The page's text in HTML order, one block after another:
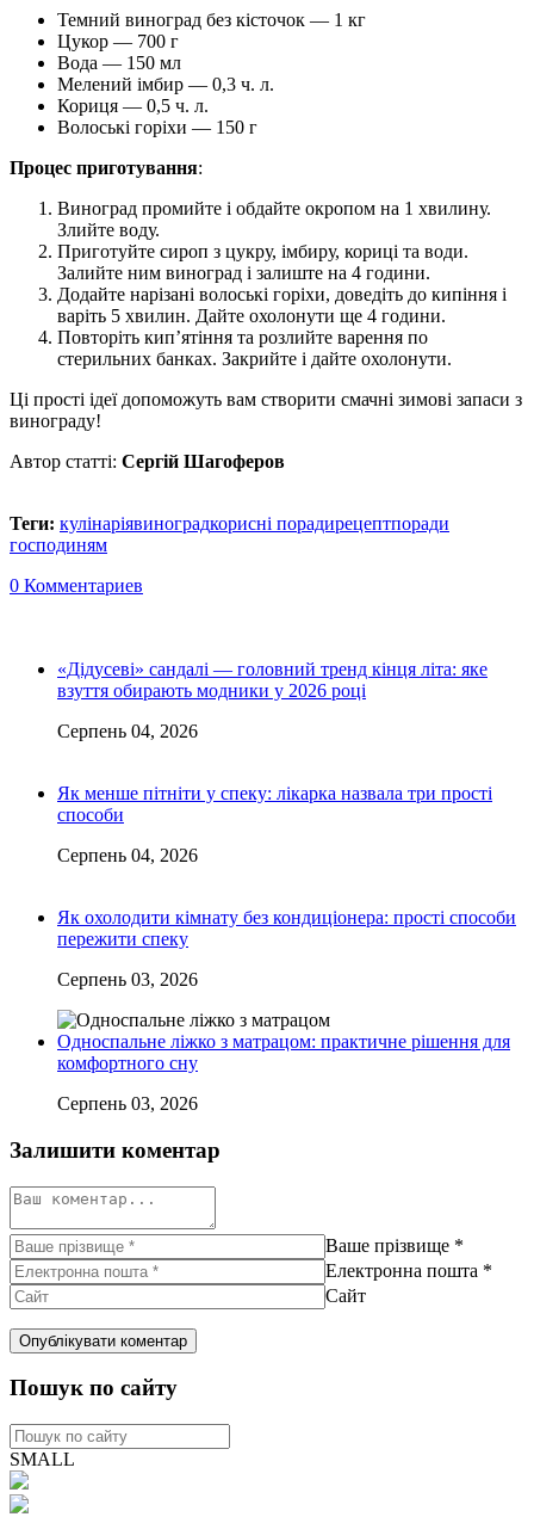
Темний виноград без кісточок — 1 кг
Цукор — 700 г
Вода — 150 мл
Мелений імбир — 0,3 ч. л.
Кориця — 0,5 ч. л.
Волоські горіхи — 150 г
Процес приготування:
Виноград промийте і обдайте окропом на 1 хвилину.
Злийте воду.
Приготуйте сироп з цукру, імбиру, кориці та води.
Залийте ним виноград і залиште на 4 години.
Додайте нарізані волоські горіхи, доведіть до кипіння і
варіть 5 хвилин. Дайте охолонути ще 4 години.
Повторіть кип’ятіння та розлийте варення по
стерильних банках. Закрийте і дайте охолонути.
Ці прості ідеї допоможуть вам створити смачні зимові запаси з
винограду!
Автор статті: Сергій Шагоферов
Теги: кулінаріявиноградкорисні порадирецептпоради
господиням
0 Комментариев
«Дідусеві» сандалі — головний тренд кінця літа: яке
взуття обирають модники у 2026 році
Серпень 04, 2026
Як менше пітніти у спеку: лікарка назвала три прості
способи
Серпень 04, 2026
Як охолодити кімнату без кондиціонера: прості способи
пережити спеку
Серпень 03, 2026
Односпальне ліжко з матрацом: практичне рішення для
комфортного сну
Серпень 03, 2026
Залишити коментар
Ваше прізвище *
Електронна пошта *
Сайт
Пошук по сайту
SMALL